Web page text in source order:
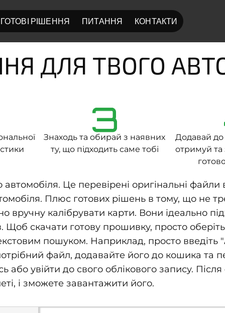
ГОТОВІ РІШЕННЯ ПИТАННЯ КОНТАКТИ
ДЛЯ ТВОГО
3
Знаходь та обирай з наявних
ту, що підходить саме тобі
Додавай до
отримуй та
Це перевірені оригінальні файли
Плюс готових рішень в тому, що не
калібрувати карти. Вони ідеально
скачати готову прошивку, просто
пошуком. Наприклад, просто введіть
файл, додавайте його до кошика та
або увійти до свого облікового запису.
і зможете завантажити його.